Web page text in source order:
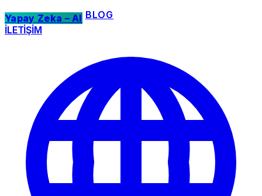
Yapay Zeka – AI BLOG
İLETİŞİM